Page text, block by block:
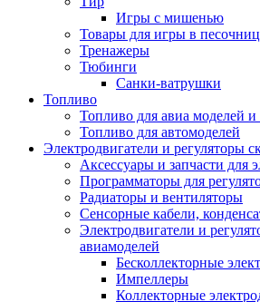
Игры с мишенью
Товары для игры в
Тренажеры
Тюбинги
Санки-ватрушки
Топливо
Топливо для авиа моделей и
Топливо для автомоделей
Электродвигатели и регуляторы
Аксессуары и запчасти для
Программаторы для
Радиаторы и вентиляторы
Сенсорные кабели,
Электродвигатели и
авиамоделей
Бесколлекторные
Импеллеры
Коллекторные